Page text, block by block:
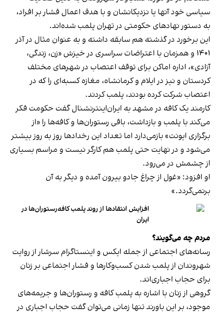
سیاسی خود آنها یا نزدیکانشان و با هدف اعمال فشار بر افراد،
به دستور نهادهای حکومتی در تهران پلمب شده‌اند.
این برخورد در گذشته هم سابقه داشته و به عنوان مثال در آذر
۱۴۰۱ و همزمان با اعتراضات سراسری در خیزش «زن، زندگی،
آزادی»، اداره اماکن برای توقف اعتصاب در شهرهای مختلف
کردستان و نیز در ایلام و کرمانشاه، مغازه کسبه‌ای را که در
اعتصاب شرکت کرده بودند، پلمب کردند.
کارمند یک کافه در مشهد به ایران‌اینترنشنال گفت حکومت فکر
می‌کند با پلمب و بازداشت، باقی رستوران‌ها و کافه‌ها را «از
برگزاری ایونت» بازمی‌دارد اما تعداد این رخدادها روز به روز بیشتر
می‌شود و در نهایت حتی پلمب هم کارگر نیست و مراسم بسیاری
از چشمش در می‌رود.
او افزود: «غول از چراغ جادو بیرون آمده و دیگر به آن
برنمی‎‌گردد.»
افزایش انتقادها از روند پلمب کافه‌رستوران‌ها در
ایران
مردم چه می‌گویند؟
رسانه‎‌های اجتماعی از جمله ایکس و اینستاگرام سرشار از روایت
شهروندان از پلمب شدن کسب‌وکارها و فشار اجتماعی بر زنان
برای حجاب اجباری‌اند.
گروهی از زنان با اشاره به پلمب کافه و رستوران‌ها و جریمه‌های
موجود، بر این باورند تنها زمانی می‌توان گفت حجاب اجباری در